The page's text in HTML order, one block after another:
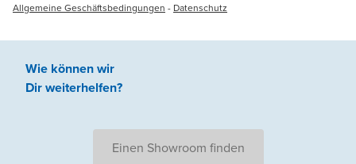
Allgemeine Geschäftsbedingungen - Datenschutz
Wie können wir
Dir weiterhelfen?
Einen Showroom finden